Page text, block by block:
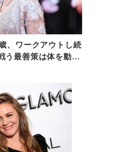
、ワークアウトし続
う最善策は体を動か